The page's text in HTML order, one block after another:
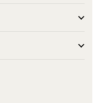
channel